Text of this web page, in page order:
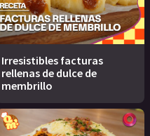
Irresistibles facturas
rellenas de dulce de
membrillo